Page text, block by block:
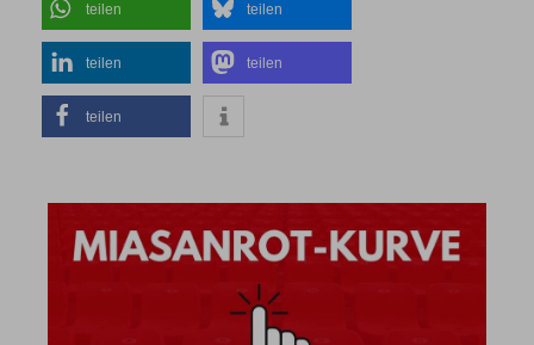
teilen teilen
teilen teilen
teilen